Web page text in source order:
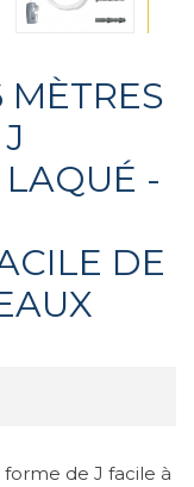
-
DE
forme de J facile à